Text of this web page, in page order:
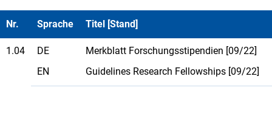
Nr. Sprache Titel [Stand]
1.04 DE Merkblatt Forschungsstipendien [09/22]
EN
Guidelines Research Fellowships [09/22]